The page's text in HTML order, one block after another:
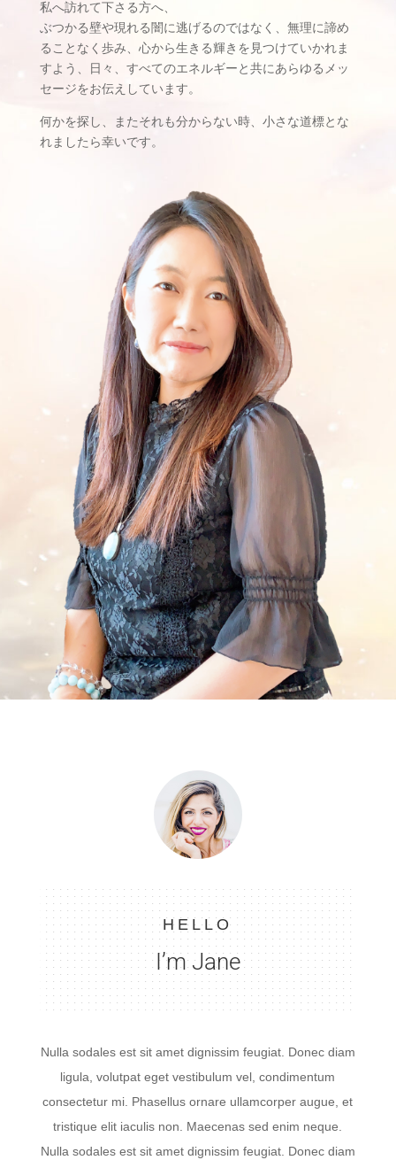
私へ訪れて下さる方へ、
ぶつかる壁や現れる闇に逃げるのではなく、無理に諦め
ることなく歩み、心から生きる輝きを見つけていかれま
すよう、日々、すべてのエネルギーと共にあらゆるメッ
セージをお伝えしています。
何かを探し、またそれも分からない時、小さな道標とな
れましたら幸いです。
HELLO
I’m Jane
Nulla sodales est sit amet dignissim feugiat. Donec diam
ligula, volutpat eget vestibulum vel, condimentum
consectetur mi. Phasellus ornare ullamcorper augue, et
tristique elit iaculis non. Maecenas sed enim neque.
Nulla sodales est sit amet dignissim feugiat. Donec diam